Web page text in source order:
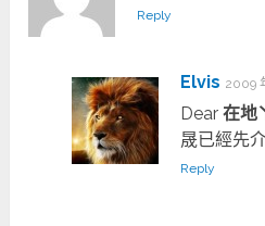
Reply
Elvis 2009
Dear 在地
晟已經先
Reply